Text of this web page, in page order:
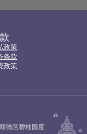
政策
条款
政策
德区碧桂园度